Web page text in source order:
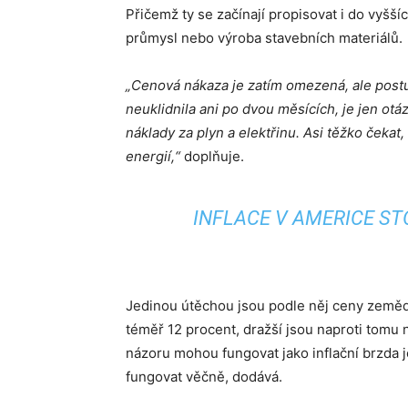
Přičemž ty se začínají propisovat i do
průmysl nebo výroba stavebních materiálů.
„Cenová nákaza je zatím omezená, ale
neuklidnila ani po dvou měsících, je jen
náklady za plyn a elektřinu. Asi těžko
energií,“doplňuje.
INFLACE V AMERICE
Jedinou útěchou jsou podle něj ceny
téměř 12 procent, dražší jsou naproti tomu
názoru mohou fungovat jako inflační
fungovat věčně, dodává.